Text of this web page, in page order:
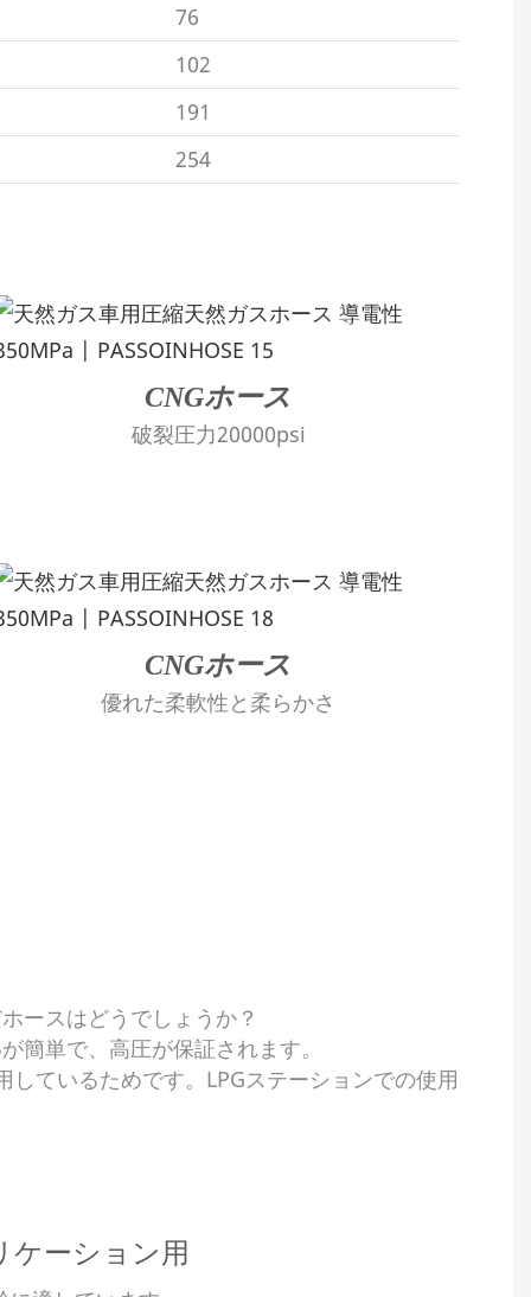
76
102
191
254
CNGホース
破裂圧力20000psi
CNGホース
優れた柔軟性と柔らかさ
ースはどうでしょうか？
簡単で、高圧が保証されます。
ているためです。LPGステーションでの使用
ケーション用